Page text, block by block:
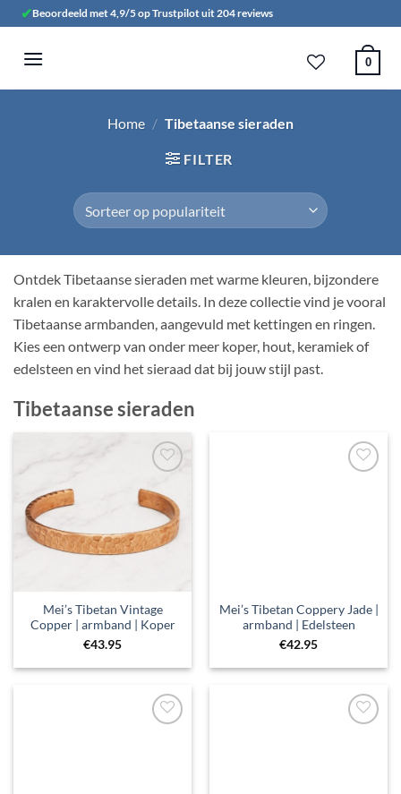
naar
inhoud
✔Beoordeeld met 4,9/5 op Trustpilot uit 204 reviews
0
Home / Tibetaanse sieraden
FILTER
Ontdek Tibetaanse sieraden met warme kleuren, bijzondere
kralen en karaktervolle details. In deze collectie vind je vooral
Tibetaanse armbanden, aangevuld met kettingen en ringen.
Kies een ontwerp van onder meer koper, hout, keramiek of
edelsteen en vind het sieraad dat bij jouw stijl past.
Tibetaanse sieraden
Toevoegen
verlanglijst
Mei’s Tibetan Vintage
Copper | armband | Koper
€43.95
Toevoegen
Mei’s Tibetan Coppery Jade |
armband | Edelsteen
€42.95
Toevoegen
Toevoegen